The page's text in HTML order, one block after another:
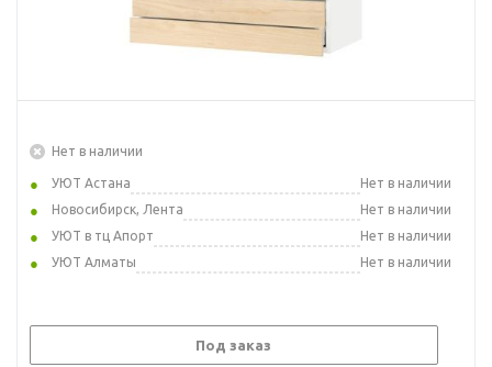
Нет в наличии
УЮТ Астана
Нет в наличии
Новосибирск, Лента
Нет в наличии
УЮТ в тц Апорт
Нет в наличии
УЮТ Алматы
Нет в наличии
Под заказ